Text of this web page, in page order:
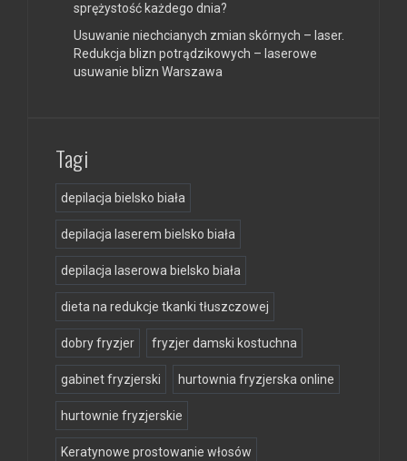
sprężystość każdego dnia?
Usuwanie niechcianych zmian skórnych – laser.
Redukcja blizn potrądzikowych – laserowe
usuwanie blizn Warszawa
Tagi
depilacja bielsko biała
depilacja laserem bielsko biała
depilacja laserowa bielsko biała
dieta na redukcje tkanki tłuszczowej
dobry fryzjer fryzjer damski kostuchna
gabinet fryzjerski hurtownia fryzjerska online
hurtownie fryzjerskie
Keratynowe prostowanie włosów